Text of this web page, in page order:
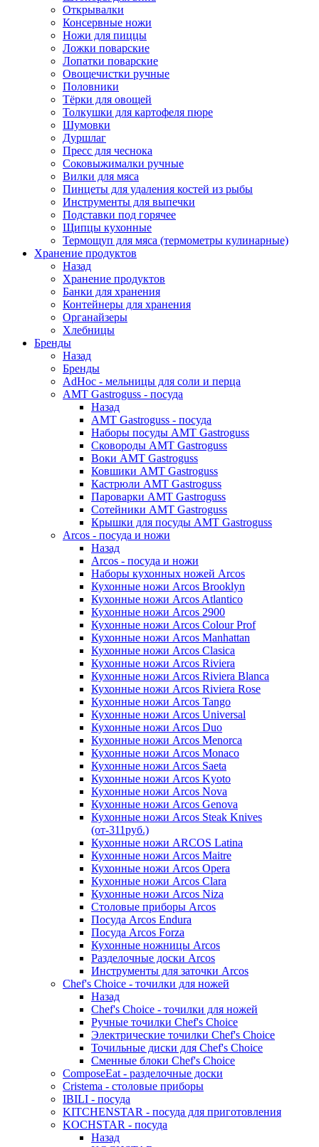
Открывалки
Консервные ножи
Ножи для пиццы
Ложки поварские
Лопатки поварские
Овощечистки ручные
Половники
Тёрки для овощей
Толкушки для картофеля пюре
Шумовки
Дуршлаг
Пресс для чеснока
Соковыжималки ручные
Вилки для мяса
Пинцеты для удаления костей из рыбы
Инструменты для выпечки
Подставки под горячее
Щипцы кухонные
Термощуп для мяса (термометры кулинарные)
Хранение продуктов
Назад
Хранение продуктов
Банки для хранения
Контейнеры для хранения
Органайзеры
Хлебницы
Бренды
Назад
Бренды
AdHoc - мельницы для соли и перца
AMT Gastroguss - посуда
Назад
AMT Gastroguss - посуда
Наборы посуды AMT Gastroguss
Сковороды AMT Gastroguss
Воки AMT Gastroguss
Ковшики AMT Gastroguss
Кастрюли AMT Gastroguss
Пароварки AMT Gastroguss
Сотейники AMT Gastroguss
Крышки для посуды AMT Gastroguss
Arcos - посуда и ножи
Назад
Arcos - посуда и ножи
Наборы кухонных ножей Arcos
Кухонные ножи Arcos Brooklyn
Кухонные ножи Arcos Atlantico
Кухонные ножи Arcos 2900
Кухонные ножи Arcos Colour Prof
Кухонные ножи Arcos Manhattan
Кухонные ножи Arcos Clasica
Кухонные ножи Arcos Riviera
Кухонные ножи Arcos Riviera Blanca
Кухонные ножи Arcos Riviera Rose
Кухонные ножи Arcos Tango
Кухонные ножи Arcos Universal
Кухонные ножи Arcos Duo
Кухонные ножи Arcos Menorca
Кухонные ножи Arcos Monaco
Кухонные ножи Arcos Saeta
Кухонные ножи Arcos Kyoto
Кухонные ножи Arcos Nova
Кухонные ножи Arcos Genova
Кухонные ножи Arcos Steak Knives
(от-311руб.)
Кухонные ножи ARCOS Latina
Кухонные ножи Arcos Maitre
Кухонные ножи Arcos Opera
Кухонные ножи Arcos Clara
Кухонные ножи Arcos Niza
Столовые приборы Arcos
Посуда Arcos Endura
Посуда Arcos Forza
Кухонные ножницы Arcos
Разделочные доски Arcos
Инструменты для заточки Arcos
Chef's Choice - точилки для ножей
Назад
Chef's Choice - точилки для ножей
Ручные точилки Chef's Choice
Электрические точилки Chef's Choice
Точильные диски для Chef's Choice
Сменные блоки Chef's Choice
ComposeEat - разделочные доски
Cristema - столовые приборы
IBILI - посуда
KITCHENSTAR - посуда для приготовления
KOCHSTAR - посуда
Назад